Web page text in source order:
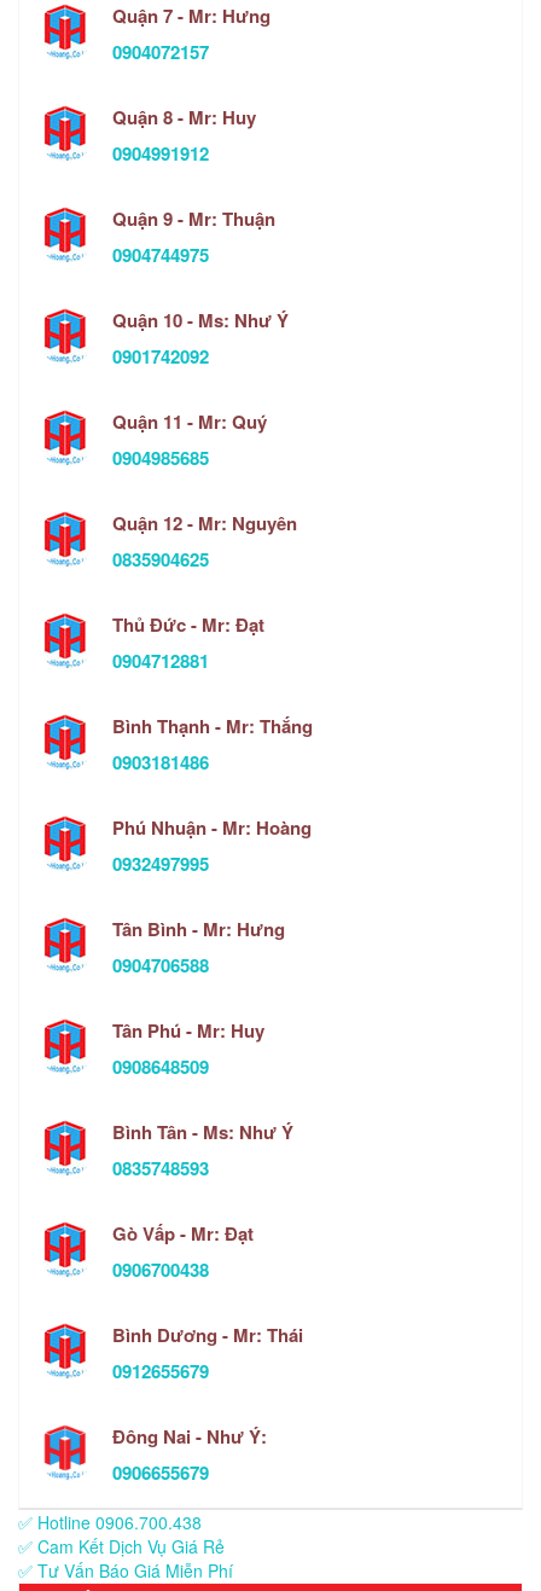
Quận 7 - Mr: Hưng
0904072157
Quận 8 - Mr: Huy
0904991912
Quận 9 - Mr: Thuận
0904744975
Quận 10 - Ms: Như Ý
0901742092
Quận 11 - Mr: Quý
0904985685
Quận 12 - Mr: Nguyên
0835904625
Thủ Đức - Mr: Đạt
0904712881
Bình Thạnh - Mr: Thắng
0903181486
Phú Nhuận - Mr: Hoàng
0932497995
Tân Bình - Mr: Hưng
0904706588
Tân Phú - Mr: Huy
0908648509
Bình Tân - Ms: Như Ý
0835748593
Gò Vấp - Mr: Đạt
0906700438
Bình Dương - Mr: Thái
0912655679
Đông Nai - Như Ý:
0906655679
✅ Hotline 0906.700.438
✅ Cam Kết Dịch Vụ Giá Rẻ
✅ Tư Vấn Báo Giá Miễn Phí